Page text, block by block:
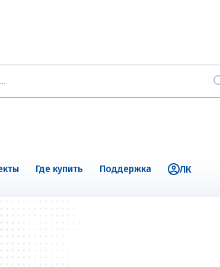
Где купить Поддержка ЛК